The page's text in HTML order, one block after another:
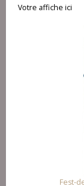
Votre affiche ici
ha noz a Pluzunet